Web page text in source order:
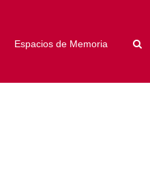
Espacios de Memoria